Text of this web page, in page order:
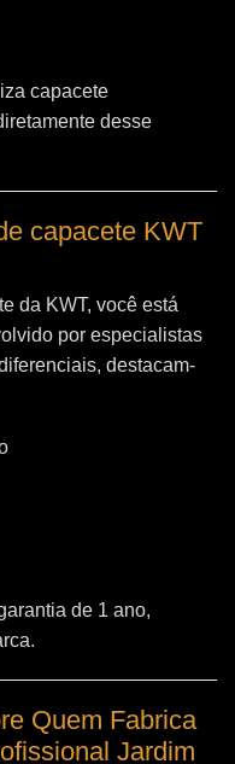
capacete
desse
capacete KWT
da KWT, você está
por especialistas
destacam-
de 1 ano,
Quem Fabrica
Jardim